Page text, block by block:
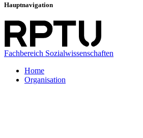
Hauptnavigation
Fachbereich Sozialwissenschaften
Home
Organisation